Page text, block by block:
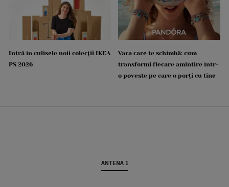
Intră în culisele noii colecții IKEA
PS 2026
Vara care te schimbă: cum
transformi fiecare amintire într-
o poveste pe care o porți cu tine
ANTENA 1